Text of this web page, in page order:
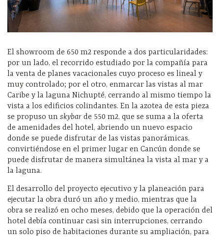
El showroom de 650 m2 responde a dos particularidades:
por un lado, el recorrido estudiado por la compañía para
la venta de planes vacacionales cuyo proceso es lineal y
muy controlado; por el otro, enmarcar las vistas al mar
Caribe y la laguna Nichupté, cerrando al mismo tiempo la
vista a los edificios colindantes. En la azotea de esta pieza
se propuso un skybar de 550 m2, que se suma a la oferta
de amenidades del hotel, abriendo un nuevo espacio
donde se puede disfrutar de las vistas panorámicas,
convirtiéndose en el primer lugar en Cancún donde se
puede disfrutar de manera simultánea la vista al mar y a
la laguna.
El desarrollo del proyecto ejecutivo y la planeación para
ejecutar la obra duró un año y medio, mientras que la
obra se realizó en ocho meses, debido que la operación del
hotel debía continuar casi sin interrupciones, cerrando
un solo piso de habitaciones durante su ampliación, para